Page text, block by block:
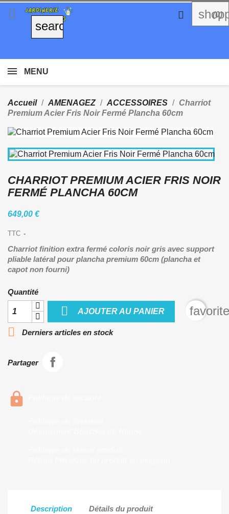
 (0)

search
MENU
Accueil AMENAGEZ ACCESSOIRES
Charriot
Premium Acier Fris Noir Fermé Plancha 60cm
CHARRIOT PREMIUM ACIER FRIS NOIR
FERMÉ PLANCHA 60CM
649,00 €
TTC
Charriot finition extra fermé coloris noir gris avec support
pliable latéral pour plancha premium 60cm (plancha et
capot non fourni)
Quantité
 AJOUTER AU PANIER

Derniers articles en stock
Partager
Description Détails du produit